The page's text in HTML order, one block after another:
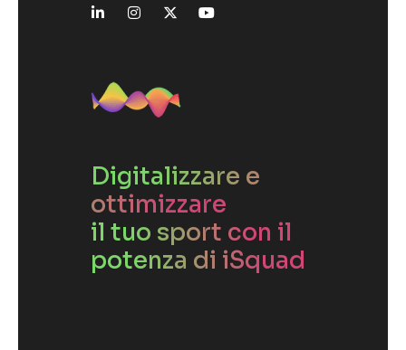
Digitalizzare e
ottimizzare
il tuo sport con il
potenza di iSquad